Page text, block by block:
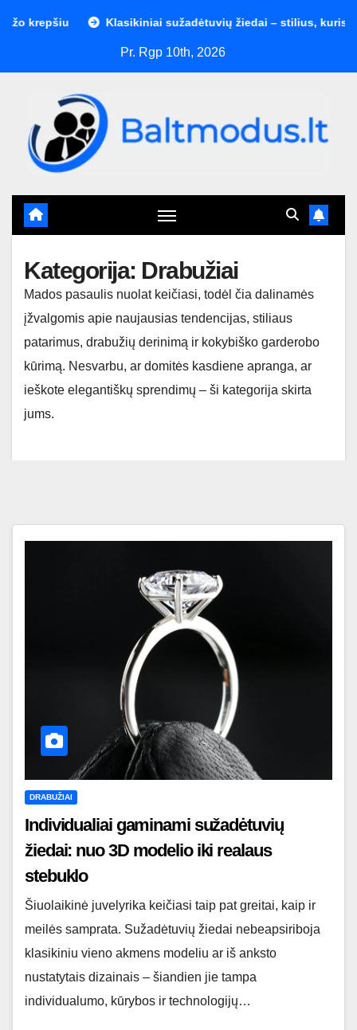
Klasikiniai sužadėtuvių žiedai – stilius, kuris niekada
Pr. Rgp 10th, 2026
Kategorija: Drabužiai
Mados pasaulis nuolat keičiasi, todėl čia dalinamės
įžvalgomis apie naujausias tendencijas, stiliaus
patarimus, drabužių derinimą ir kokybiško garderobo
kūrimą. Nesvarbu, ar domitės kasdiene apranga, ar
ieškote elegantiškų sprendimų – ši kategorija skirta
jums.
DRABUŽIAI
Individualiai gaminami sužadėtuvių
žiedai: nuo 3D modelio iki realaus
stebuklo
Šiuolaikinė juvelyrika keičiasi taip pat greitai, kaip ir
meilės samprata. Sužadėtuvių žiedai nebeapsiriboja
klasikiniu vieno akmens modeliu ar iš anksto
nustatytais dizainais – šiandien jie tampa
individualumo, kūrybos ir technologijų…